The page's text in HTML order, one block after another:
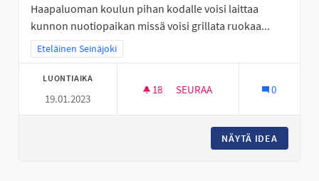
Haapaluoman koulun pihan kodalle voisi laittaa
kunnon nuotiopaikan missä voisi grillata ruokaa...
Rajaa tulokset teeman mukaan: Eteläinen Seinäjoki
Eteläinen Seinäjoki
LUONTIAIKA
19.01.2023
18 18 SEURAAJAA
SEURAA 0
NÄYTÄ IDEA